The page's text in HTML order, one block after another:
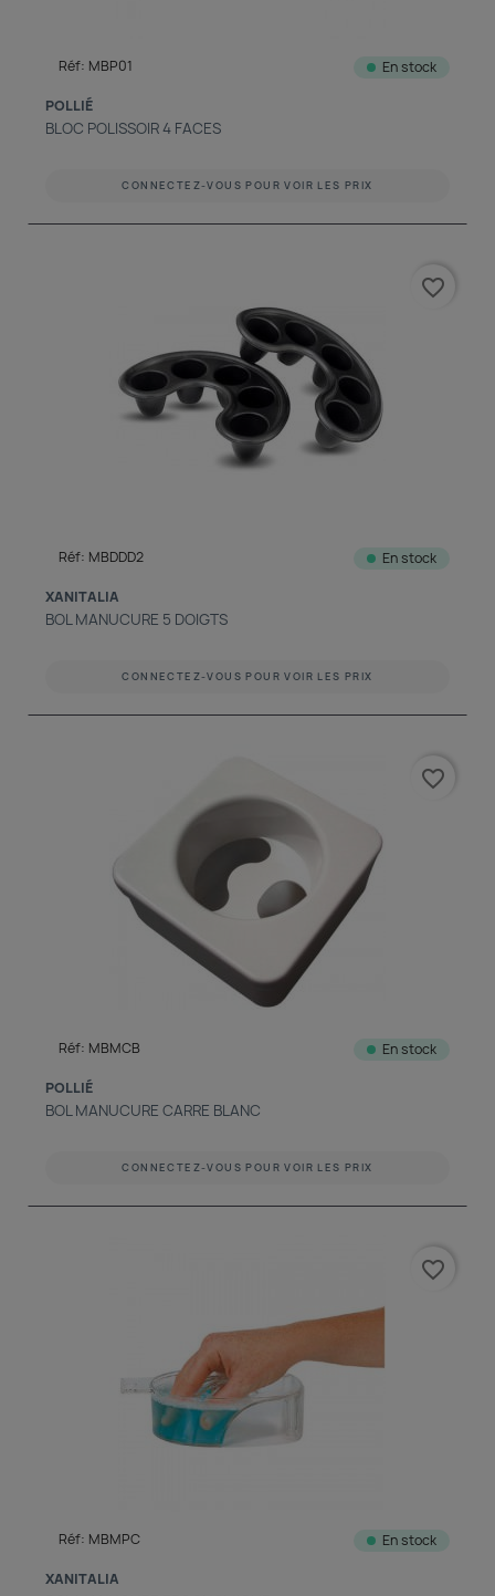
Réf: MBP01 En stock
POLLIÉ
BLOC POLISSOIR 4 FACES
CONNECTEZ-VOUS POUR VOIR LES PRIX
Réf: MBDDD2 En stock
XANITALIA
BOL MANUCURE 5 DOIGTS
CONNECTEZ-VOUS POUR VOIR LES PRIX
favorite_border
Réf: MBMCB En stock
POLLIÉ
BOL MANUCURE CARRE BLANC
CONNECTEZ-VOUS POUR VOIR LES PRIX
favorite_border
Réf: MBMPC En stock
XANITALIA
favorite_border